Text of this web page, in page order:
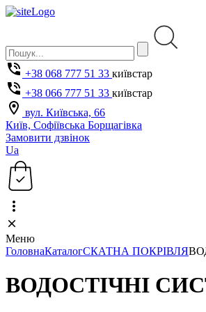
+38 068 777 51 33 київстар
+38 066 777 51 33 київстар
вул. Київська, 66
Київ, Софіївська Борщагівка
Замовити дзвінок
Ua
Меню
ГоловнаКаталогСКАТНА ПОКРІВЛЯ
ВОДОСТІЧНІ